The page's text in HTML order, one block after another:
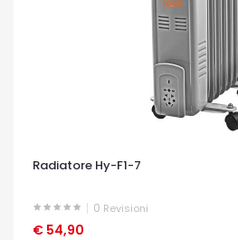
Radiatore Hy-F1-7
0 Revisioni
€ 54,90
OCCHIATA VELOCE